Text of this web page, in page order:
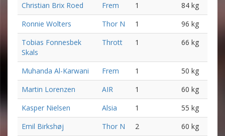
Christian Brix Roed
Frem 1
84 kg
Ronnie Wolters
Thor N 1
96 kg
Tobias Fonnesbek
Skals
Thrott 1 66 kg
Muhanda Al-Karwani Frem 1
50 kg
Martin Lorenzen
AIR 1
60 kg
Kasper Nielsen
Alsia 1
55 kg
Emil Birkshøj
Thor N 2
60 kg